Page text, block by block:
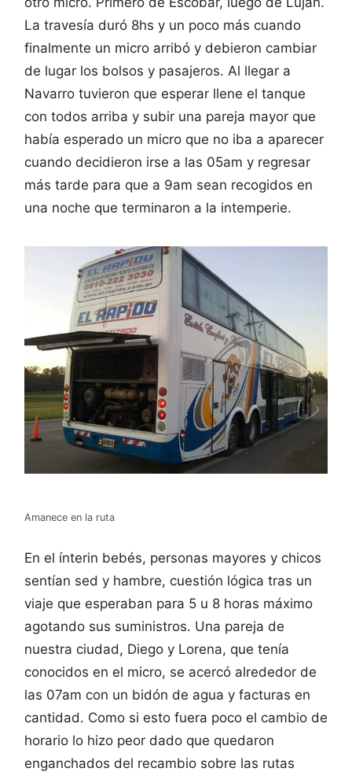
La travesía duró 8hs y un poco más cuando
finalmente un micro arribó y debieron cambiar
de lugar los bolsos y pasajeros. Al llegar a
Navarro tuvieron que esperar llene el tanque
con todos arriba y subir una pareja mayor que
había esperado un micro que no iba a aparecer
cuando decidieron irse a las 05am y regresar
más tarde para que a 9am sean recogidos en
una noche que terminaron a la intemperie.
Amanece en la ruta
En el ínterin bebés, personas mayores y chicos
sentían sed y hambre, cuestión lógica tras un
viaje que esperaban para 5 u 8 horas máximo
agotando sus suministros. Una pareja de
nuestra ciudad, Diego y Lorena, que tenía
conocidos en el micro, se acercó alrededor de
las 07am con un bidón de agua y facturas en
cantidad. Como si esto fuera poco el cambio de
horario lo hizo peor dado que quedaron
enganchados del recambio sobre las rutas